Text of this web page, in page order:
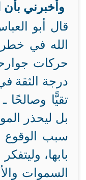
وأخبرني بأن
قال أبو
الله في
حركات
درجة الثقة
تقيًّا وصالحًا
بل ليحذر
سبب الوقوع
بابها،
السموات